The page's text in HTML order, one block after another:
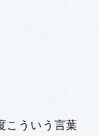
こういう言葉